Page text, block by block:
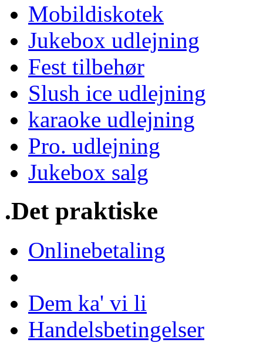
Mobildiskotek
Jukebox udlejning
Fest tilbehør
Slush ice udlejning
karaoke udlejning
Pro. udlejning
Jukebox salg
.Det praktiske
Onlinebetaling
Dem ka' vi li
Handelsbetingelser